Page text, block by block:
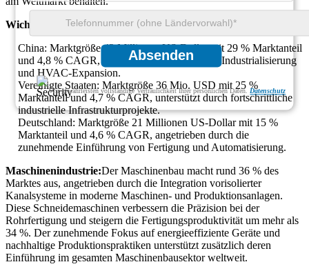
Absenden
Wir gewährleisten vollständige Vertraulichkeit Ihrer persönlichen Daten. Datenschutz
Wichtige dominierende Länder im Industriesegment
China: Marktgröße 42 Millionen US-Dollar mit 29 % Marktanteil
und 4,8 % CAGR, angetrieben durch schnelle Industrialisierung
und HVAC-Expansion.
Vereinigte Staaten: Marktgröße 36 Mio. USD mit 25 %
Marktanteil und 4,7 % CAGR, unterstützt durch fortschrittliche
industrielle Infrastrukturprojekte.
Deutschland: Marktgröße 21 Millionen US-Dollar mit 15 %
Marktanteil und 4,6 % CAGR, angetrieben durch die
zunehmende Einführung von Fertigung und Automatisierung.
Maschinenindustrie:Der Maschinenbau macht rund 36 % des
Marktes aus, angetrieben durch die Integration vorisolierter
Kanalsysteme in moderne Maschinen- und Produktionsanlagen.
Diese Schneidemaschinen verbessern die Präzision bei der
Rohrfertigung und steigern die Fertigungsproduktivität um mehr als
34 %. Der zunehmende Fokus auf energieeffiziente Geräte und
nachhaltige Produktionspraktiken unterstützt zusätzlich deren
Einführung im gesamten Maschinenbausektor weltweit.